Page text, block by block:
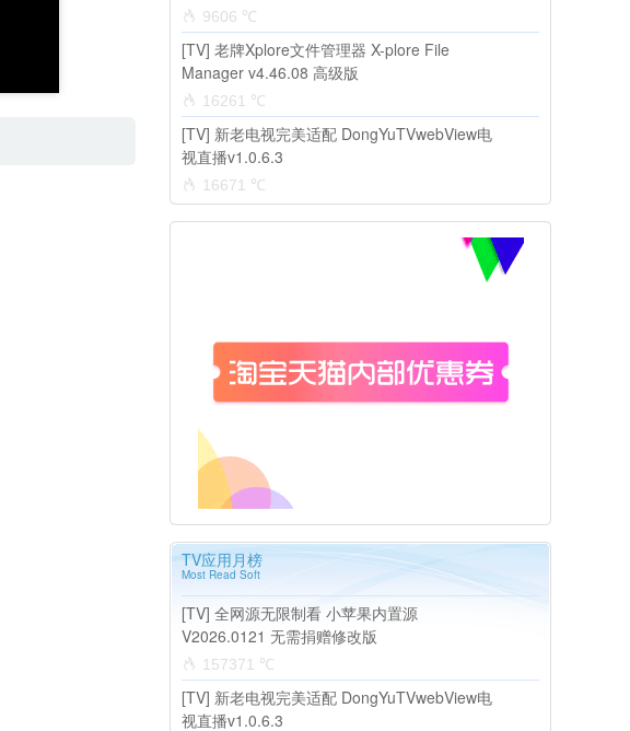
9606 ℃
[TV] 老牌Xplore文件管理器 X-plore File
Manager v4.46.08 高级版
16261 ℃
[TV] 新老电视完美适配 DongYuTVwebView电
视直播v1.0.6.3
16671 ℃
TV应用月榜
Most Read Soft
[TV] 全网源无限制看 小苹果内置源
V2026.0121 无需捐赠修改版
157371 ℃
[TV] 新老电视完美适配 DongYuTVwebView电
视直播v1.0.6.3